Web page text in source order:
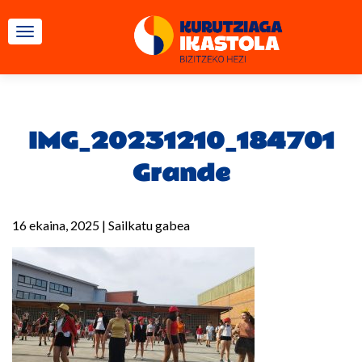
TOGGLE NAVIGATION
IMG_20231210_184701
Grande
16 ekaina, 2025 | Sailkatu gabea